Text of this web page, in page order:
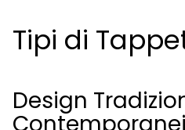
Tipi di
Design